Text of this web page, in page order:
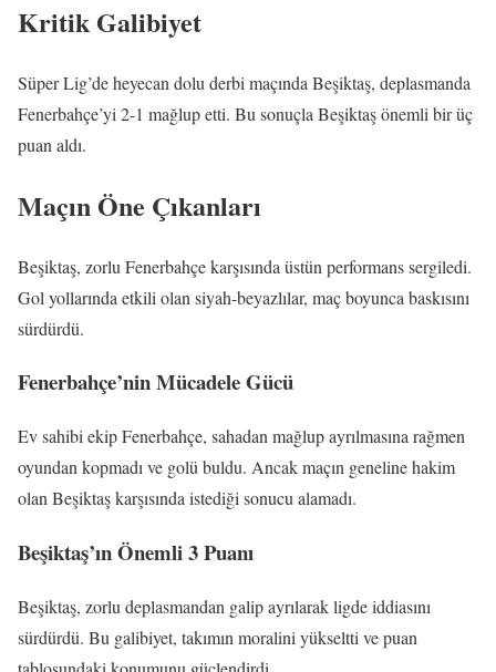
Kritik Galibiyet
Süper Lig’de heyecan dolu derbi maçında Beşiktaş, deplasmanda
Fenerbahçe’yi 2-1 mağlup etti. Bu sonuçla Beşiktaş önemli bir üç
puan aldı.
Maçın Öne Çıkanları
Beşiktaş, zorlu Fenerbahçe karşısında üstün performans sergiledi.
Gol yollarında etkili olan siyah-beyazlılar, maç boyunca baskısını
sürdürdü.
Fenerbahçe’nin Mücadele Gücü
Ev sahibi ekip Fenerbahçe, sahadan mağlup ayrılmasına rağmen
oyundan kopmadı ve golü buldu. Ancak maçın geneline hakim
olan Beşiktaş karşısında istediği sonucu alamadı.
Beşiktaş’ın Önemli 3 Puanı
Beşiktaş, zorlu deplasmandan galip ayrılarak ligde iddiasını
sürdürdü. Bu galibiyet, takımın moralini yükseltti ve puan